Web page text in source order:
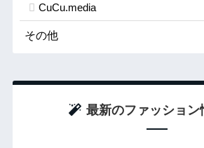
CuCu.media
その他
最新のファッション